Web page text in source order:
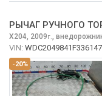
-20%
РЫЧАГ РУЧНОГО
X204, 2009г.
VIN: WDC2049841F336147